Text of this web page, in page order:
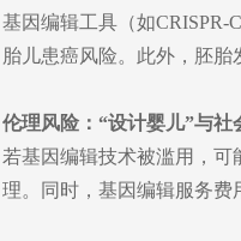
基因编辑工具（如CRISPR-
胎儿患癌风险。此外，胚
伦理风险：“设计婴儿”与社
若基因编辑技术被滥用，
理。同时，基因编辑服务费